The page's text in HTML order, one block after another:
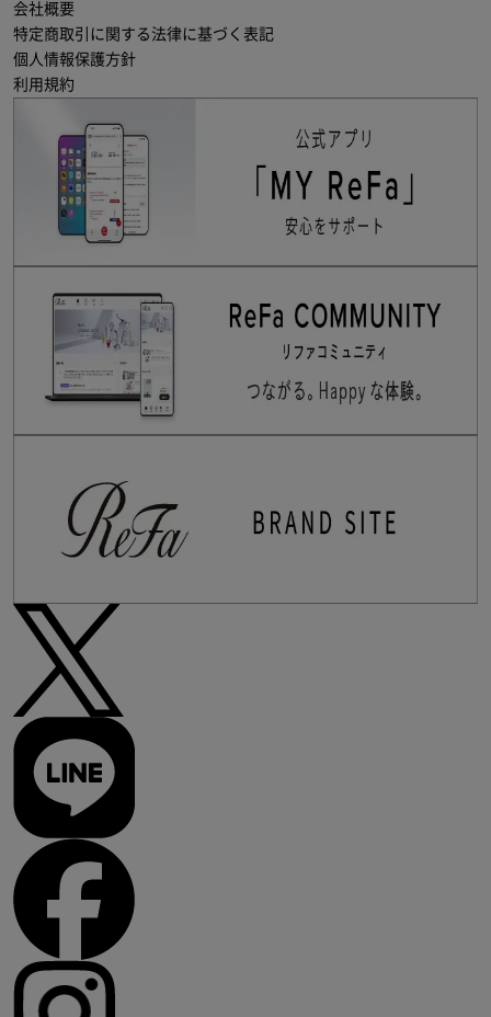
会社概要
特定商取引に関する法律に基づく表記
個人情報保護方針
利用規約